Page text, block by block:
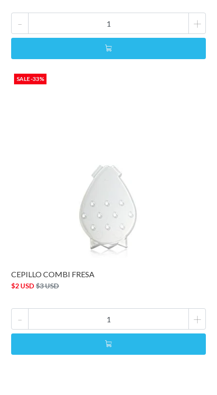
- +
SALE -33%
CEPILLO COMBI FRESA
$2 USD $3 USD
- +